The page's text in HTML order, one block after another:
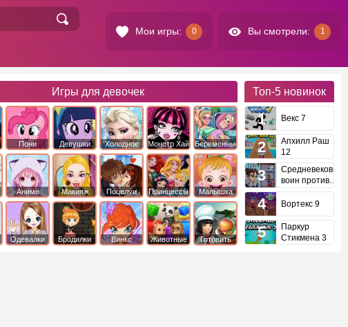
Мои игры: 0 Вы смотрели: 1
Игры для девочек
Пони
Дружба это
Девушки
Эквестрии
Холодное
Сердце
Монстр Хай Беременные
Аниме Макияж Поцелуи
Принцессы
Диснея
Малышка
Хейзел
Одевалки Бродилки Винкс Животные
Готовить
Топ-5 новинок
Векс 7
Апхилл Раш
12
Средневековый
воин против
Вортекс 9
Паркур
Стикмена 3